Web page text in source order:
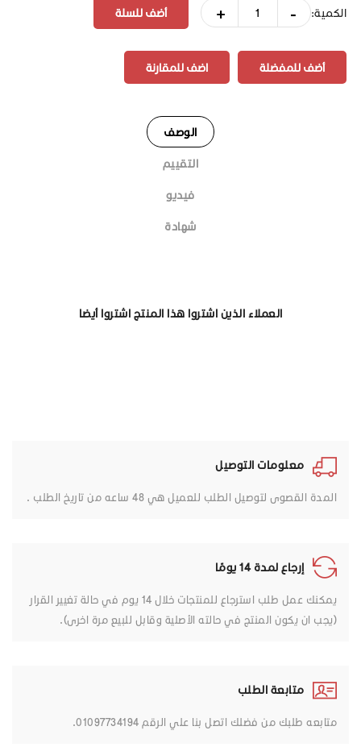
الكمية: -
+
أضف للمفضلة اضف للمقارنة
الوصف
التقييم
فيديو
شهادة
العملاء الذين اشتروا هذا المنتج اشتروا أيضا
معلومات التوصيل
المدة القصوى لتوصيل الطلب للعميل هي 48 ساعه من تاريخ الطلب .
إرجاع لمدة 14 يومًا
يمكنك عمل طلب استرجاع للمنتجات خلال 14 يوم في حالة تغيير القرار
(يجب ان يكون المنتج في حالته الأصلية وقابل للبيع مرة اخرى).
متابعة الطلب
متابعه طلبك من فضلك اتصل بنا علي الرقم 01097734194.